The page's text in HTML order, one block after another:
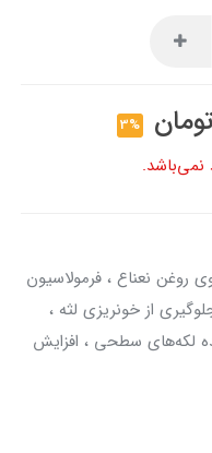
تومان 3%
نعناع ، فرمولاسیون
از خونریزی لثه ،
لکه‌های سطحی ، افزایش